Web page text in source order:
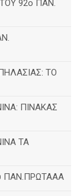
92o ΠΑΝ.
ΤΟ
ΠΙΝΑΚΑΣ
ΤΑ
ΠΑΝ.ΠΡΩΤΑΑΑ